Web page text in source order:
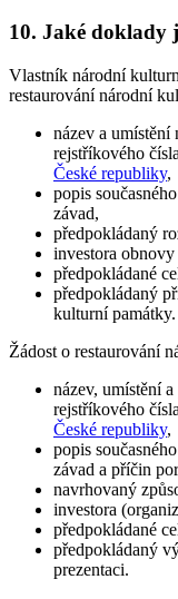
10. Jaké doklady
Vlastník národní
restaurování národní
název a umístění
rejstříkového
České republiky,
popis
závad,
předpokládaný
investora obnovy
předpokládané
předpokládaný
kulturní památky.
Žádost o restaurování
název, umístění
rejstříkového
České republiky,
popis
závad a příčin
navrhovaný
investora
předpokládané
předpokládaný
prezentaci.